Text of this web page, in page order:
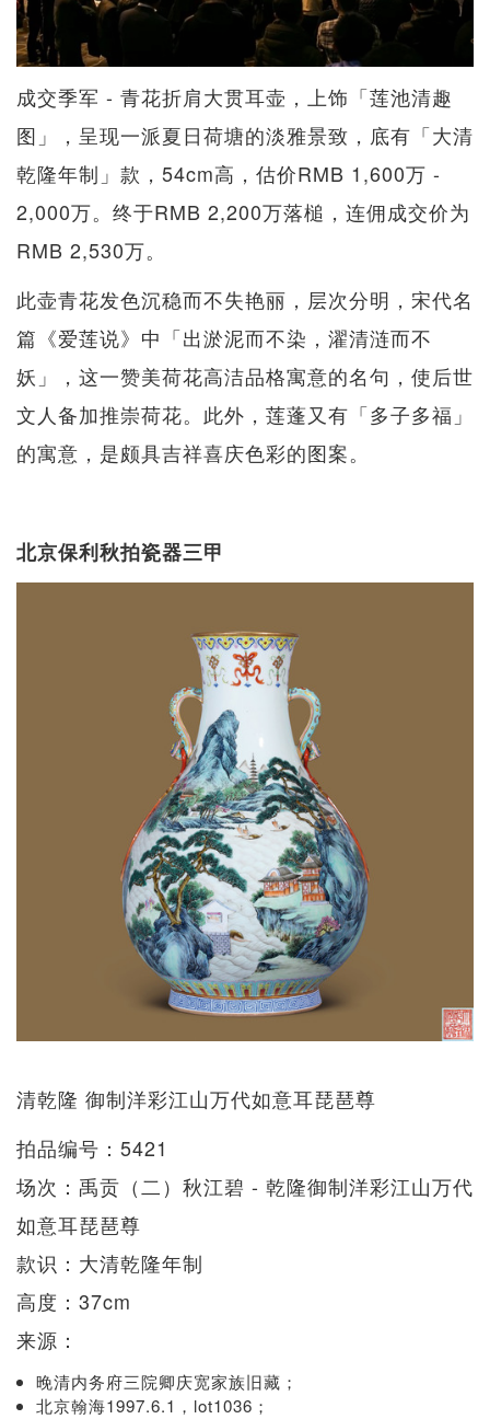
成交季军 - 青花折肩大贯耳壶，上饰「莲池清趣
图」，呈现一派夏日荷塘的淡雅景致，底有「大清
乾隆年制」款，54cm高，估价RMB 1,600万 -
2,000万。终于RMB 2,200万落槌，连佣成交价为
RMB 2,530万。
此壶青花发色沉稳而不失艳丽，层次分明，宋代名
篇《爱莲说》中「出淤泥而不染，濯清涟而不
妖」，这一赞美荷花高洁品格寓意的名句，使后世
文人备加推崇荷花。此外，莲蓬又有「多子多福」
的寓意，是颇具吉祥喜庆色彩的图案。
北京保利秋拍瓷器三甲
清乾隆 御制洋彩江山万代如意耳琵琶尊
拍品编号：5421
场次：禹贡（二）秋江碧 - 乾隆御制洋彩江山万代
如意耳琵琶尊
款识：大清乾隆年制
高度：37cm
来源：
晚清内务府三院卿庆宽家族旧藏；
北京翰海1997.6.1，lot1036；